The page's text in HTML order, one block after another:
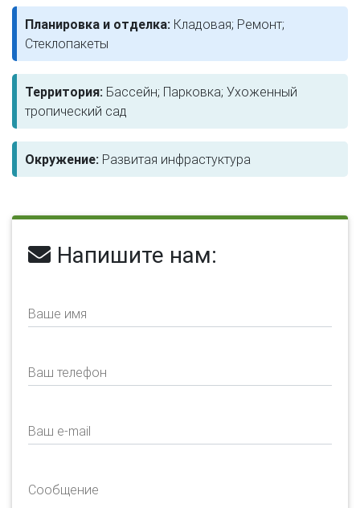
Планировка и отделка: Кладовая; Ремонт;
Стеклопакеты
Территория: Бассейн; Парковка; Ухоженный
тропический сад
Окружение: Развитая инфрастуктура
Напишите нам:
Ваше имя
Ваш телефон
Ваш e-mail
Сообщение